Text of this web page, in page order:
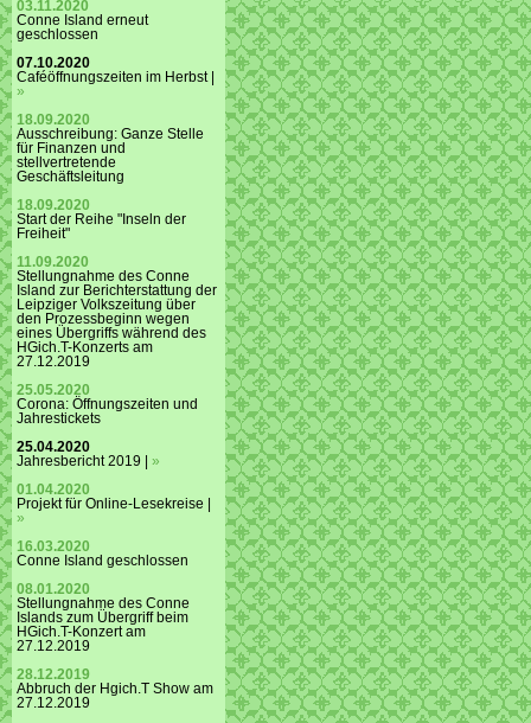
03.11.2020
Conne Island erneut
geschlossen
07.10.2020
Caféöffnungszeiten im Herbst |
»
18.09.2020
Ausschreibung: Ganze Stelle
für Finanzen und
stellvertretende
Geschäftsleitung
18.09.2020
Start der Reihe "Inseln der
Freiheit"
11.09.2020
Stellungnahme des Conne
Island zur Berichterstattung der
Leipziger Volkszeitung über
den Prozessbeginn wegen
eines Übergriffs während des
HGich.T-Konzerts am
27.12.2019
25.05.2020
Corona: Öffnungszeiten und
Jahrestickets
25.04.2020
Jahresbericht 2019 | »
01.04.2020
Projekt für Online-Lesekreise |
»
16.03.2020
Conne Island geschlossen
08.01.2020
Stellungnahme des Conne
Islands zum Übergriff beim
HGich.T-Konzert am
27.12.2019
28.12.2019
Abbruch der Hgich.T Show am
27.12.2019